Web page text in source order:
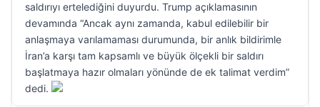
saldırıyı ertelediğini duyurdu. Trump açıklamasının
devamında “Ancak aynı zamanda, kabul edilebilir bir
anlaşmaya varılamaması durumunda, bir anlık bildirimle
İran’a karşı tam kapsamlı ve büyük ölçekli bir saldırı
başlatmaya hazır olmaları yönünde de ek talimat verdim”
dedi.